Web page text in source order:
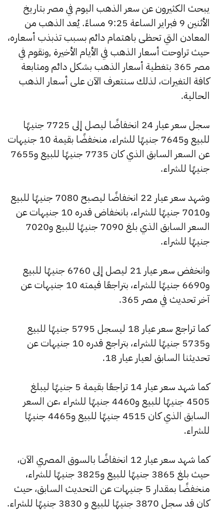
يبحث الكثيرون عن سعر الذهب اليوم في مصر بتاريخ
الأثنين 9 فبراير الساعة 9:25 مساءً. يُعد الذهب من
المعادن التي تحظى باهتمام دائم بسبب تذبذب أسعاره،
حيث تراوحت أسعار الذهب في الأيام الأخيرة ,ونقوم في
مصر 365 بتغطية أسعار الذهب بشكل دائم ومتابعة
كافة التغيرات، لذلك سنتعرف الآن على أسعار الذهب
الحالية.
سجل سعر عيار 24 انخفاضًا ليصل إلى 7725 جنيهًا
للبيع و7645 جنيهًا للشراء، منخفضًا بقيمة 10 جنيهات
عن السعر السابق الذي كان 7735 جنيهًا للبيع و7655
جنيهًا للشراء.
وشهد سعر عيار 22 انخفاضًا ليصبح 7080 جنيهًا للبيع
و7010 جنيهًا للشراء، بانخفاض قدره 10 جنيهات عن
السعر السابق الذي بلغ 7090 جنيهًا للبيع و7020
جنيهًا للشراء.
وانخفض سعر عيار 21 ليصل إلى 6760 جنيهًا للبيع
و6690 جنيهًا للشراء، بتراجعًا قيمته 10 جنيهات عن
آخر تحديث في مصر 365.
كما تراجع سعر عيار 18 ليسجل 5795 جنيهًا للبيع
و5735 جنيهًا للشراء، بتراجع قدره 10 جنيهات عن
تحديثنا السابق لعيار عيار 18.
كما شهد سعر عيار 14 تراجعًا بقيمة 5 جنيهًا ليبلغ
4505 جنيهًا للبيع و4460 جنيهًا للشراء ،عن السعر
السابق الذي كان 4515 جنيهًا للبيع و4465 جنيهًا
للشراء.
كما شهد سعر عيار 12 انخفاضًا بالسوق المصري الآن،
حيث بلغ 3865 جنيهًا للبيع و3825 جنيهًا للشراء،
منخفضًا بمقدار 5 جنيهات عن التحديث السابق، حيث
كان قد سجل 3870 جنيهًا للبيع و 3830 جنيهًا للشراء.